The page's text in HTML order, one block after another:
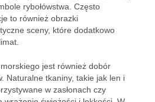
rybołówstwa. Często
to również obrazki
sceny, które dodatkowo
jest również dobór
Naturalne tkaniny, takie jak len i
w zasłonach czy